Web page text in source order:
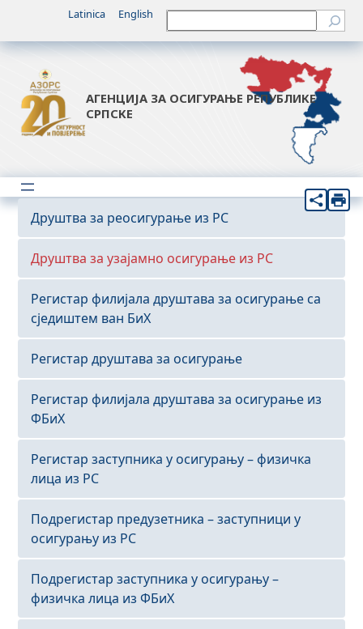
Latinica English Претрага
АГЕНЦИЈА ЗА ОСИГУРАЊЕ РЕПУБЛИКЕ
СРПСКЕ
Друштва за реосигурање из РС
Друштва за узајамно осигурање из РС
Регистар филијала друштава за осигурање са
сједиштем ван БиХ
Регистар друштава за осигурање
Регистар филијала друштава за осигурање из
ФБиХ
Регистар заступника у осигурању – физичка
лица из РС
Подрегистар предузетника – заступници у
осигурању из РС
Подрегистар заступника у осигурању –
физичка лица из ФБиХ